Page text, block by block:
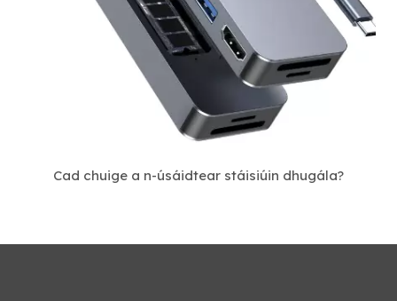
Cad chuige a n-úsáidtear stáisiúin dhugála?